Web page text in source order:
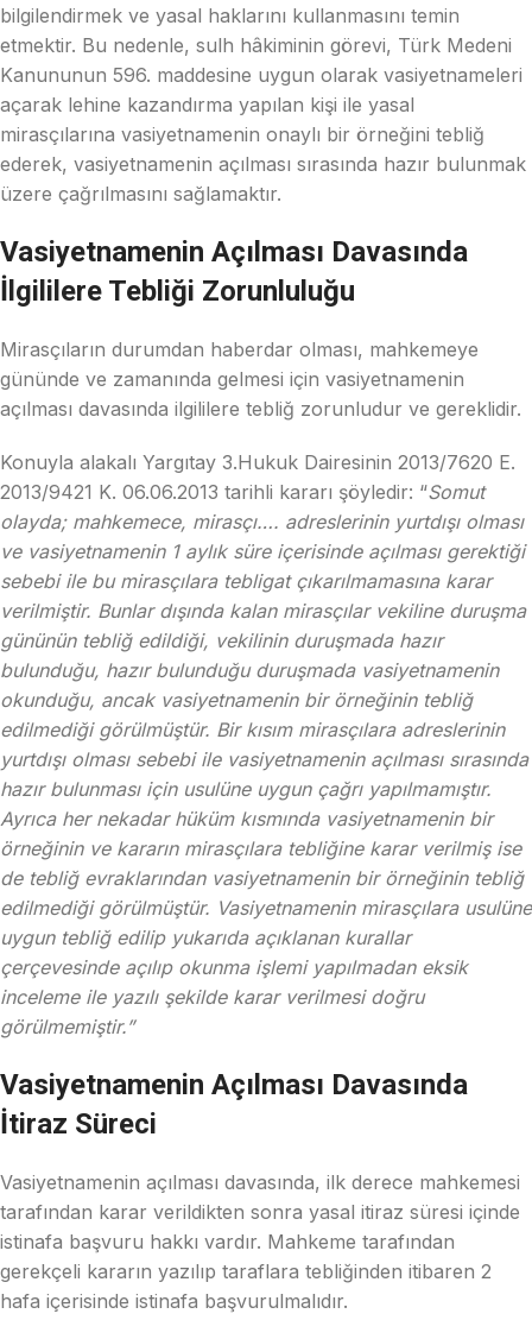
bilgilendirmek ve yasal haklarını kullanmasını temin
etmektir. Bu nedenle, sulh hâkiminin görevi, Türk Medeni
Kanununun 596. maddesine uygun olarak vasiyetnameleri
açarak lehine kazandırma yapılan kişi ile yasal
mirasçılarına vasiyetnamenin onaylı bir örneğini tebliğ
ederek, vasiyetnamenin açılması sırasında hazır bulunmak
üzere çağrılmasını sağlamaktır.
Vasiyetnamenin Açılması Davasında
İlgililere Tebliği Zorunluluğu
Mirasçıların durumdan haberdar olması, mahkemeye
gününde ve zamanında gelmesi için vasiyetnamenin
açılması davasında ilgililere tebliğ zorunludur ve gereklidir.
Konuyla alakalı Yargıtay 3.Hukuk Dairesinin 2013/7620 E.
2013/9421 K. 06.06.2013 tarihli kararı şöyledir: “Somut
olayda; mahkemece, mirasçı…. adreslerinin yurtdışı olması
ve vasiyetnamenin 1 aylık süre içerisinde açılması gerektiği
sebebi ile bu mirasçılara tebligat çıkarılmamasına karar
verilmiştir. Bunlar dışında kalan mirasçılar vekiline duruşma
gününün tebliğ edildiği, vekilinin duruşmada hazır
bulunduğu, hazır bulunduğu duruşmada vasiyetnamenin
okunduğu, ancak vasiyetnamenin bir örneğinin tebliğ
edilmediği görülmüştür. Bir kısım mirasçılara adreslerinin
yurtdışı olması sebebi ile vasiyetnamenin açılması sırasında
hazır bulunması için usulüne uygun çağrı yapılmamıştır.
Ayrıca her nekadar hüküm kısmında vasiyetnamenin bir
örneğinin ve kararın mirasçılara tebliğine karar verilmiş ise
de tebliğ evraklarından vasiyetnamenin bir örneğinin tebliğ
edilmediği görülmüştür. Vasiyetnamenin mirasçılara usulüne
uygun tebliğ edilip yukarıda açıklanan kurallar
çerçevesinde açılıp okunma işlemi yapılmadan eksik
inceleme ile yazılı şekilde karar verilmesi doğru
görülmemiştir.”
Vasiyetnamenin Açılması Davasında
İtiraz Süreci
Vasiyetnamenin açılması davasında, ilk derece mahkemesi
tarafından karar verildikten sonra yasal itiraz süresi içinde
istinafa başvuru hakkı vardır. Mahkeme tarafından
gerekçeli kararın yazılıp taraflara tebliğinden itibaren 2
hafa içerisinde istinafa başvurulmalıdır.